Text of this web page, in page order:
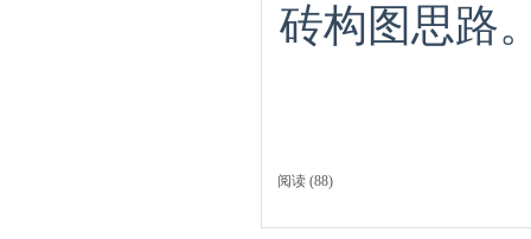
砖构图思路
阅读 (88)